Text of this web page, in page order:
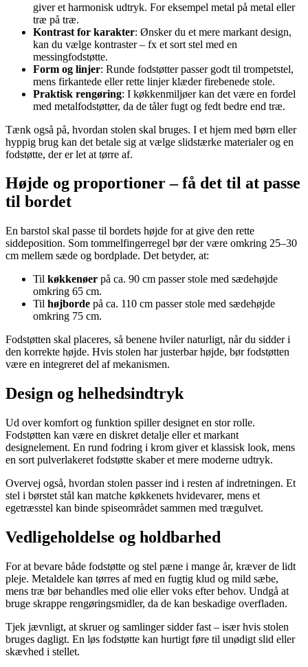
giver et harmonisk udtryk. For eksempel metal på metal eller
træ på træ.
Kontrast for karakter: Ønsker du et mere markant design,
kan du vælge kontraster – fx et sort stel med en
messingfodstøtte.
Form og linjer: Runde fodstøtter passer godt til trompetstel,
mens firkantede eller rette linjer klæder firebenede stole.
Praktisk rengøring: I køkkenmiljøer kan det være en fordel
med metalfodstøtter, da de tåler fugt og fedt bedre end træ.
Tænk også på, hvordan stolen skal bruges. I et hjem med børn eller
hyppig brug kan det betale sig at vælge slidstærke materialer og en
fodstøtte, der er let at tørre af.
Højde og proportioner – få det til at passe
til bordet
En barstol skal passe til bordets højde for at give den rette
siddeposition. Som tommelfingerregel bør der være omkring 25–30
cm mellem sæde og bordplade. Det betyder, at:
Til køkkenøer på ca. 90 cm passer stole med sædehøjde
omkring 65 cm.
Til højborde på ca. 110 cm passer stole med sædehøjde
omkring 75 cm.
Fodstøtten skal placeres, så benene hviler naturligt, når du sidder i
den korrekte højde. Hvis stolen har justerbar højde, bør fodstøtten
være en integreret del af mekanismen.
Design og helhedsindtryk
Ud over komfort og funktion spiller designet en stor rolle.
Fodstøtten kan være en diskret detalje eller et markant
designelement. En rund fodring i krom giver et klassisk look, mens
en sort pulverlakeret fodstøtte skaber et mere moderne udtryk.
Overvej også, hvordan stolen passer ind i resten af indretningen. Et
stel i børstet stål kan matche køkkenets hvidevarer, mens et
egetræsstel kan binde spiseområdet sammen med trægulvet.
Vedligeholdelse og holdbarhed
For at bevare både fodstøtte og stel pæne i mange år, kræver de lidt
pleje. Metaldele kan tørres af med en fugtig klud og mild sæbe,
mens træ bør behandles med olie eller voks efter behov. Undgå at
bruge skrappe rengøringsmidler, da de kan beskadige overfladen.
Tjek jævnligt, at skruer og samlinger sidder fast – især hvis stolen
bruges dagligt. En løs fodstøtte kan hurtigt føre til unødigt slid eller
skævhed i stellet.